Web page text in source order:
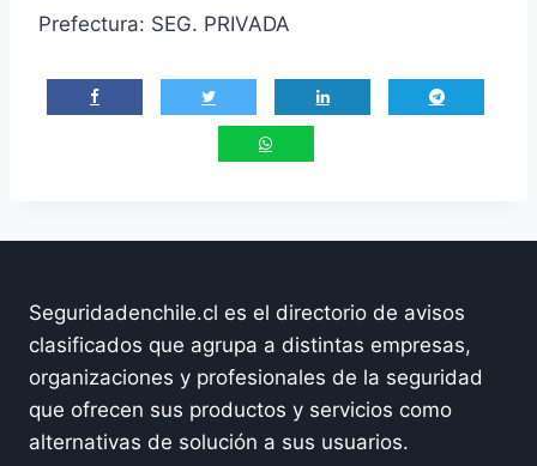
Prefectura: SEG. PRIVADA
Seguridadenchile.cl es el directorio de avisos
clasificados que agrupa a distintas empresas,
organizaciones y profesionales de la seguridad
que ofrecen sus productos y servicios como
alternativas de solución a sus usuarios.